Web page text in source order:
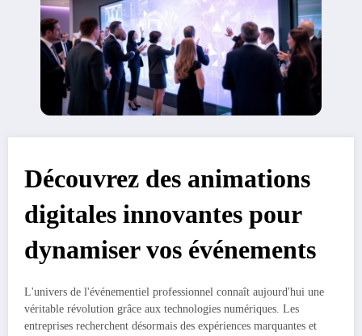
Découvrez des animations
digitales innovantes pour
dynamiser vos événements
L'univers de l'événementiel professionnel connaît aujourd'hui une
véritable révolution grâce aux technologies numériques. Les
entreprises recherchent désormais des expériences marquantes et